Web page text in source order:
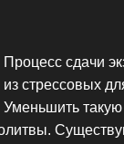
Процесс сдачи
из стрессовых
Уменьшить